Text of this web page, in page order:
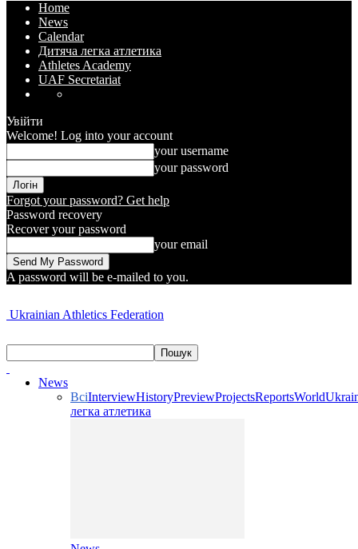
Home
News
Calendar
Дитяча легка атлетика
Athletes Academy
UAF Secretariat
Увійти
Welcome! Log into your account
your username
your password
Forgot your password? Get help
Password recovery
Recover your password
your email
A password will be e-mailed to you.
Ukrainian Athletics Federation
News
ВсіInterviewHistoryPreviewProjectsReportsWorld
легка атлетика